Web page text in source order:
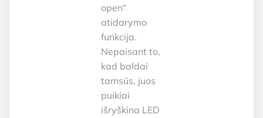
open“
atidarymo
funkcija.
Nepaisant to,
kad baldai
tamsūs, juos
puikiai
išryškina LED